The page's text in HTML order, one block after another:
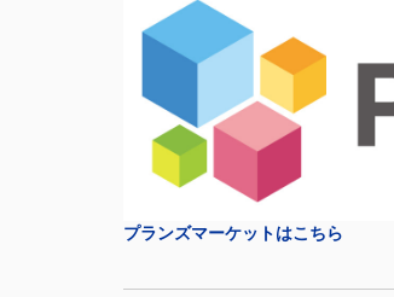
プランズマーケットはこちら